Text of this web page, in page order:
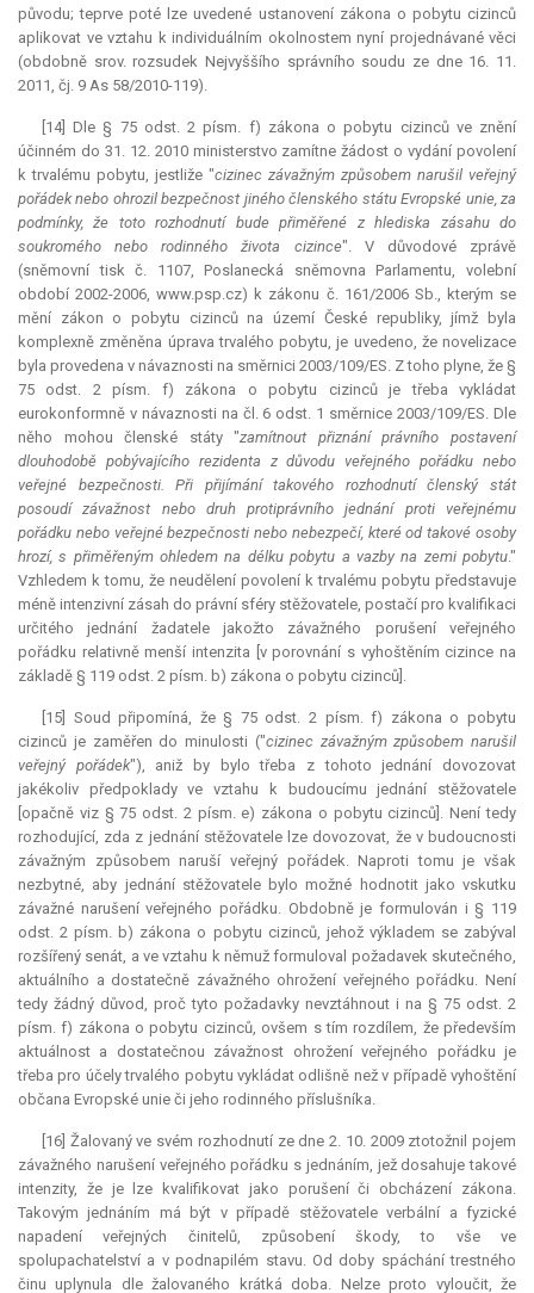
původu; teprve poté lze uvedené ustanovení zákona o pobytu cizinců
aplikovat ve vztahu k individuálním okolnostem nyní projednávané věci
(obdobně srov. rozsudek Nejvyššího správního soudu ze dne 16. 11.
2011, čj. 9 As 58/2010-119).
[14] Dle § 75 odst. 2 písm. f) zákona o pobytu cizinců ve znění
účinném do 31. 12. 2010 ministerstvo zamítne žádost o vydání povolení
k trvalému pobytu, jestliže "cizinec závažným způsobem narušil veřejný
pořádek nebo ohrozil bezpečnost jiného členského státu Evropské unie, za
podmínky, že toto rozhodnutí bude přiměřené z hlediska zásahu do
soukromého nebo rodinného života cizince". V důvodové zprávě
(sněmovní tisk č. 1107, Poslanecká sněmovna Parlamentu, volební
období 2002-2006, www.psp.cz) k zákonu č. 161/2006 Sb., kterým se
mění zákon o pobytu cizinců na území České republiky, jímž byla
komplexně změněna úprava trvalého pobytu, je uvedeno, že novelizace
byla provedena v návaznosti na směrnici 2003/109/ES. Z toho plyne, že §
75 odst. 2 písm. f) zákona o pobytu cizinců je třeba vykládat
eurokonformně v návaznosti na čl. 6 odst. 1 směrnice 2003/109/ES. Dle
něho mohou členské státy "zamítnout přiznání právního postavení
dlouhodobě pobývajícího rezidenta z důvodu veřejného pořádku nebo
veřejné bezpečnosti. Při přijímání takového rozhodnutí členský stát
posoudí závažnost nebo druh protiprávního jednání proti veřejnému
pořádku nebo veřejné bezpečnosti nebo nebezpečí, které od takové osoby
hrozí, s přiměřeným ohledem na délku pobytu a vazby na zemi pobytu."
Vzhledem k tomu, že neudělení povolení k trvalému pobytu představuje
méně intenzivní zásah do právní sféry stěžovatele, postačí pro kvalifikaci
určitého jednání žadatele jakožto závažného porušení veřejného
pořádku relativně menší intenzita [v porovnání s vyhoštěním cizince na
základě § 119 odst. 2 písm. b) zákona o pobytu cizinců].
[15] Soud připomíná, že § 75 odst. 2 písm. f) zákona o pobytu
cizinců je zaměřen do minulosti ("cizinec závažným způsobem narušil
veřejný pořádek"), aniž by bylo třeba z tohoto jednání dovozovat
jakékoliv předpoklady ve vztahu k budoucímu jednání stěžovatele
[opačně viz § 75 odst. 2 písm. e) zákona o pobytu cizinců]. Není tedy
rozhodující, zda z jednání stěžovatele lze dovozovat, že v budoucnosti
závažným způsobem naruší veřejný pořádek. Naproti tomu je však
nezbytné, aby jednání stěžovatele bylo možné hodnotit jako vskutku
závažné narušení veřejného pořádku. Obdobně je formulován i § 119
odst. 2 písm. b) zákona o pobytu cizinců, jehož výkladem se zabýval
rozšířený senát, a ve vztahu k němuž formuloval požadavek skutečného,
aktuálního a dostatečně závažného ohrožení veřejného pořádku. Není
tedy žádný důvod, proč tyto požadavky nevztáhnout i na § 75 odst. 2
písm. f) zákona o pobytu cizinců, ovšem s tím rozdílem, že především
aktuálnost a dostatečnou závažnost ohrožení veřejného pořádku je
třeba pro účely trvalého pobytu vykládat odlišně než v případě vyhoštění
občana Evropské unie či jeho rodinného příslušníka.
[16] Žalovaný ve svém rozhodnutí ze dne 2. 10. 2009 ztotožnil pojem
závažného narušení veřejného pořádku s jednáním, jež dosahuje takové
intenzity, že je lze kvalifikovat jako porušení či obcházení zákona.
Takovým jednáním má být v případě stěžovatele verbální a fyzické
napadení veřejných činitelů, způsobení škody, to vše ve
spolupachatelství a v podnapilém stavu. Od doby spáchání trestného
činu uplynula dle žalovaného krátká doba. Nelze proto vyloučit, že